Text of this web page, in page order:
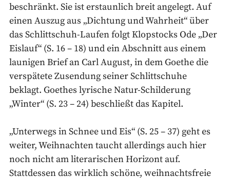
beschränkt. Sie ist erstaunlich breit angelegt. Auf
einen Auszug aus „Dichtung und Wahrheit“ über
das Schlittschuh-Laufen folgt Klopstocks Ode „Der
Eislauf“ (S. 16 – 18) und ein Abschnitt aus einem
launigen Brief an Carl August, in dem Goethe die
verspätete Zusendung seiner Schlittschuhe
beklagt. Goethes lyrische Natur-Schilderung
„Winter“ (S. 23 – 24) beschließt das Kapitel.
„Unterwegs in Schnee und Eis“ (S. 25 – 37) geht es
weiter, Weihnachten taucht allerdings auch hier
noch nicht am literarischen Horizont auf.
Stattdessen das wirklich schöne, weihnachtsfreie